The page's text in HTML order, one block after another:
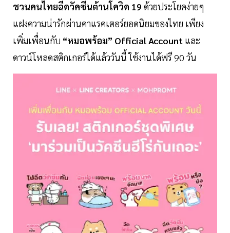
ชวนคนไทยฉีดวัคซีนต้านโควิด 19 ด้วยประโยคง่ายๆ
แฝงความน่ารักผ่านคาแรคเตอร์ยอดนิยมของไทย เพียง
เพิ่มเพื่อนกับ “หมอพร้อม” Official Account และ
ดาวน์โหลดสติกเกอร์ได้แล้ววันนี้ ใช้งานได้ฟรี 90 วัน